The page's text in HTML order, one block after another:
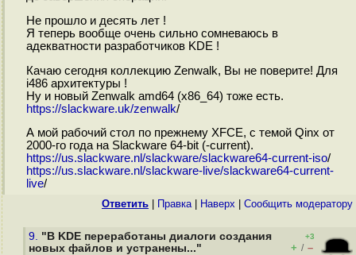
Не прошло и десять лет !
Я теперь вообще очень сильно сомневаюсь в
адекватности разработчиков KDE !
Качаю сегодня коллекцию Zenwalk, Вы не поверите! Для
i486 архитектуры !
Ну и новый Zenwalk amd64 (x86_64) тоже есть.
https://slackware.uk/zenwalk/
А мой рабочий стол по прежнему XFCE, с темой Qinx от
2000-го года на Slackware 64-bit (-current).
https://us.slackware.nl/slackware/slackware64-current-iso/
https://us.slackware.nl/slackware-live/slackware64-current-
live/
Ответить Правка| Наверх Cообщить модератору
9. "В KDE переработаны диалоги создания
новых файлов и устранены..."
+3
+ / –